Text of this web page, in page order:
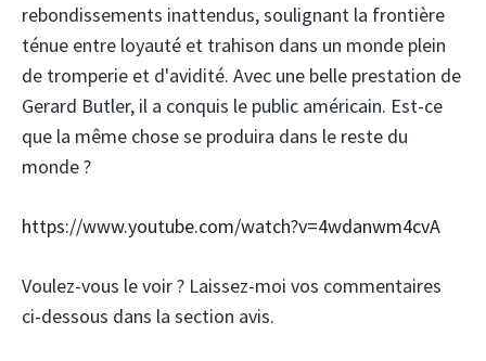
rebondissements inattendus, soulignant la frontière
ténue entre loyauté et trahison dans un monde plein
de tromperie et d'avidité. Avec une belle prestation de
Gerard Butler, il a conquis le public américain. Est-ce
que la même chose se produira dans le reste du
monde ?
https://www.youtube.com/watch?v=4wdanwm4cvA
Voulez-vous le voir ? Laissez-moi vos commentaires
ci-dessous dans la section avis.